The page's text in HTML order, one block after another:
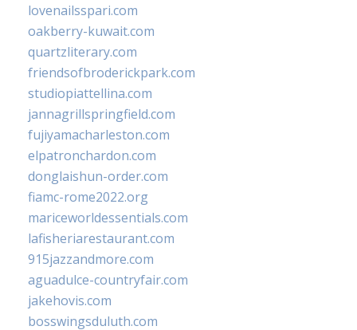
lovenailsspari.com
oakberry-kuwait.com
quartzliterary.com
friendsofbroderickpark.com
studiopiattellina.com
jannagrillspringfield.com
fujiyamacharleston.com
elpatronchardon.com
donglaishun-order.com
fiamc-rome2022.org
mariceworldessentials.com
lafisheriarestaurant.com
915jazzandmore.com
aguadulce-countryfair.com
jakehovis.com
bosswingsduluth.com